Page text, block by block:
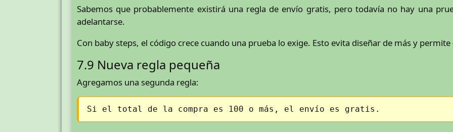
Sabemos que probablemente existirá una regla de envío gratis, pero todavía no hay una
adelantarse.
Con baby steps, el código crece cuando una prueba lo exige. Esto evita diseñar de más y
7.9 Nueva regla pequeña
Agregamos una segunda regla:
Si el total de la compra es 100 o más, el envío es gratis.